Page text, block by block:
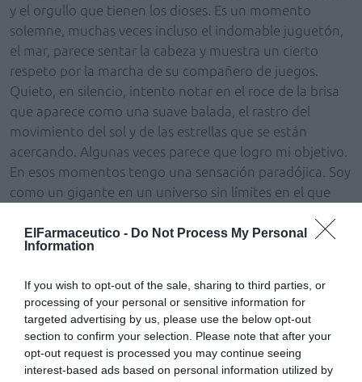
ElFarmaceutico - Do Not Process My Personal
Information
If you wish to opt-out of the sale, sharing to third parties, or
processing of your personal or sensitive information for
targeted advertising by us, please use the below opt-out
section to confirm your selection. Please note that after your
opt-out request is processed you may continue seeing
interest-based ads based on personal information utilized by
y el orgullo que tienen los dioses. Es un momento
solemne, muchas veces incluso el indomable juguetón,
el mar, parece sentar la cabeza y muestra un cierto
respeto por la marcha de su compañero de juegos.
Quieto, en silencio, intento notar en el roce de la brisa
que aparece como una suave balada, el rastro del
movimiento del sol y de las estrellas que se están
acercando. Algunas veces parece que logro mi objetivo.
En esos momentos tengo una sensación paradójica. Soy
como un gigante en un universo sin límites en el que
neutrino capaz de atravesar cualquier barrera sin
esfuerzo. Me siento cerca de un misterio vedado a los
Cuando vivo estos momentos no pienso en nada más
que en vivirlos, pero cuando recuerdo que los he vivido
me digo que debería aprovecharlos más cuando los
estoy viviendo.